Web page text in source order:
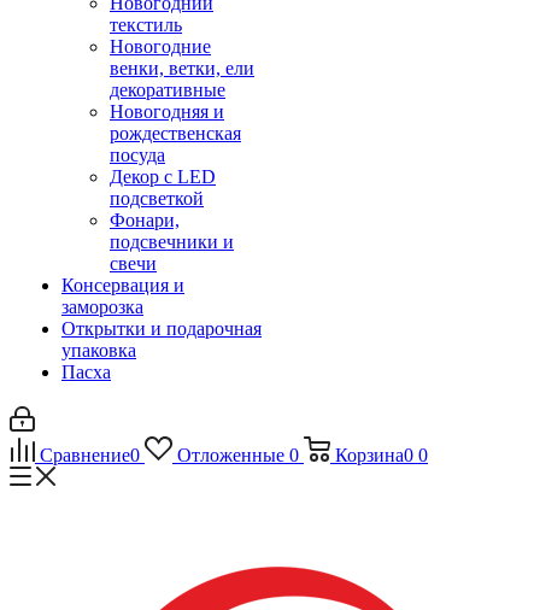
текстиль
Новогодние
венки, ветки, ели
декоративные
Новогодняя и
рождественская
посуда
Декор с LED
подсветкой
Фонари,
подсвечники и
свечи
Консервация и
заморозка
Открытки и подарочная
упаковка
Пасха
Сравнение0 Отложенные 0 Корзина0 0